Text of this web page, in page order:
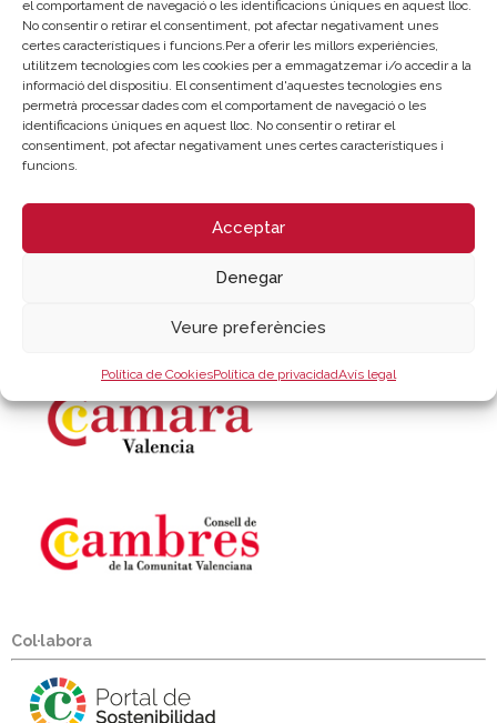
el comportament de navegació o les identificacions úniques en aquest lloc.
No consentir o retirar el consentiment, pot afectar negativament unes
certes característiques i funcions.Per a oferir les millors experiències,
utilitzem tecnologies com les cookies per a emmagatzemar i/o accedir a la
informació del dispositiu. El consentiment d'aquestes tecnologies ens
permetrà processar dades com el comportament de navegació o les
identificacions úniques en aquest lloc. No consentir o retirar el
consentiment, pot afectar negativament unes certes característiques i
funcions.
Acceptar
Denegar
Veure preferències
Política de CookiesPolítica de privacidadAvís legal
Inscripció
Patrocina
Col·labora